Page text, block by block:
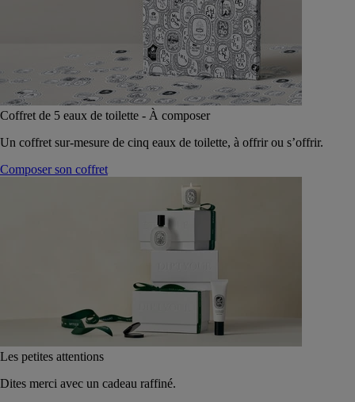
Coffret de 5 eaux de toilette - À composer
Un coffret sur-mesure de cinq eaux de toilette, à offrir ou s’offrir.
Composer son coffret
Les petites attentions
Dites merci avec un cadeau raffiné.